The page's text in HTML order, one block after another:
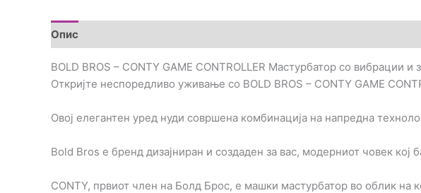
Опис
BOLD BROS – CONTY GAME CONTROLLER Мастурбатор со вибрации и
Откријте неспоредливо уживање со BOLD BROS – CONTY GAME
Овој елегантен уред нуди совршена комбинација на напредна
Bold Bros е бренд дизајниран и создаден за вас, модерниот човек кој
CONTY, првиот член на Болд Брос, е машки мастурбатор во облик на